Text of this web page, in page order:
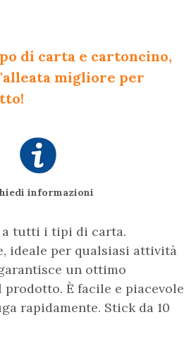
di carta e cartoncino,
migliore per
informazioni
tutti i tipi di carta.
ideale per qualsiasi attività
un ottimo
È facile e piacevole
rapidamente. Stick da 10